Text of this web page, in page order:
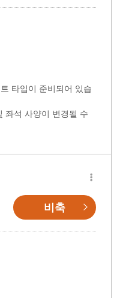
타입이 준비되어 있습
좌석 사양이 변경될 수
비축